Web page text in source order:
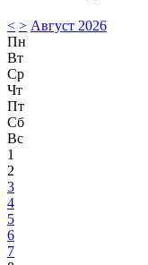
< > Август 2026
Пн
Вт
Ср
Чт
Пт
Сб
Вс
1
2
3
4
5
6
7